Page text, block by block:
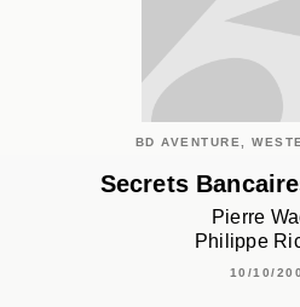
BD AVENTURE,
Secrets
Pierre
Philippe
10/10/